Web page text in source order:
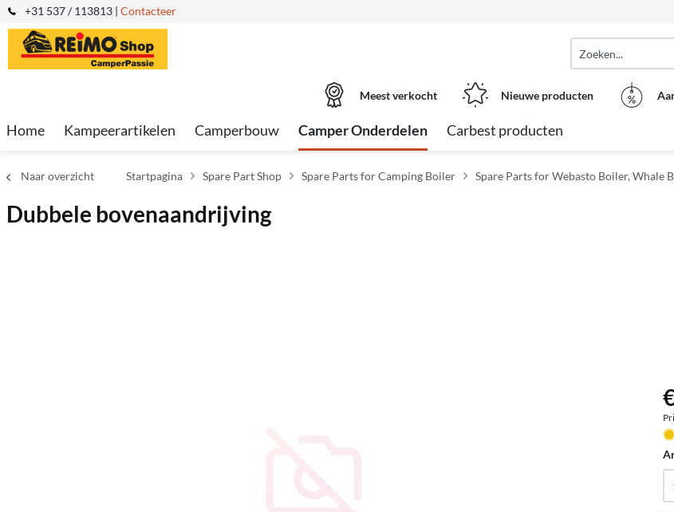
+31 537 / 113813 | Contacteer
Meest verkocht Nieuwe producten
Home Kampeerartikelen Camperbouw Camper Onderdelen Carbest producten
Naar overzicht Startpagina Spare Part Shop Spare Parts for Camping Boiler Spare Parts for Webasto Boiler, Whale
Dubbele bovenaandrijving